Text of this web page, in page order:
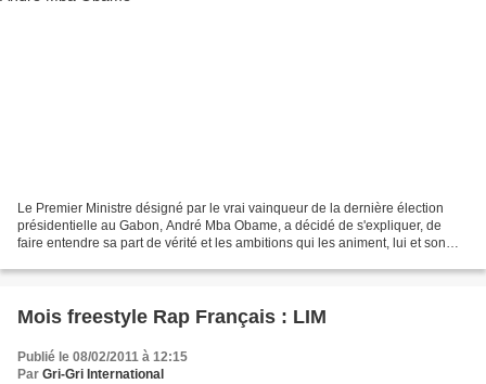
Le Premier Ministre désigné par le vrai vainqueur de la dernière élection
présidentielle au Gabon, André Mba Obame, a décidé de s'expliquer, de
faire entendre sa part de vérité et les ambitions qui les animent, lui et son
Mois freestyle Rap Français : LIM
Publié le 08/02/2011 à 12:15
Par Gri-Gri International